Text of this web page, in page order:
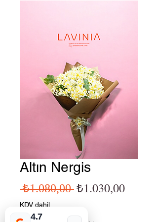
Altın Nergis
₺1.080,00 Normal Fiyat
₺1.030,00
KDV dahil
4.7